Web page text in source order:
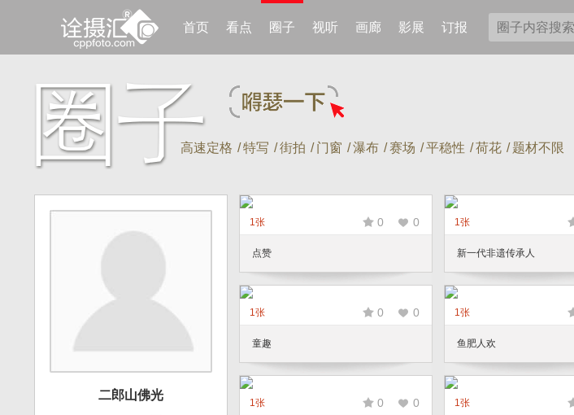
首页 看点 圈子 视听 画廊 影展 订报
高速定格 /特写 /街拍 / 门窗 /瀑布 /赛场 /平稳性 /荷花 / 题材不限
二郎山佛光
1张 0 0
点赞
1张
新一代非遗传承人
1张 0 0
童趣
1张
鱼肥人欢
1张 0 0 1张